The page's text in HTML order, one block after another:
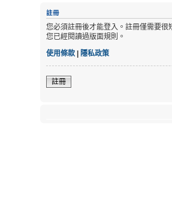
註冊
您必須註冊後才能登入。註冊僅需要
您已經閱讀過版面規則。
使用條款 | 隱私政策
註冊